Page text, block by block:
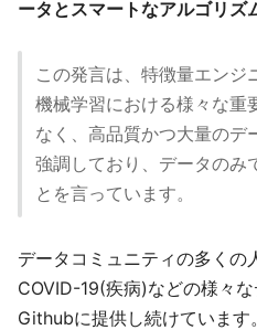
ータとスマートなアルゴリズ
この発言は、特徴量エンジ
機械学習における様々な重
なく、高品質かつ大量のデ
強調しており、データのみ
とを言っています。
データコミュニティの多くの
COVID-19(疾病)などの様々
Githubに提供し続けています。